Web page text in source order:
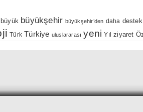
büyük büyükşehir büyükşehir’den daha destek
Türk Türkiye uluslararası yeni Yıl ziyaret